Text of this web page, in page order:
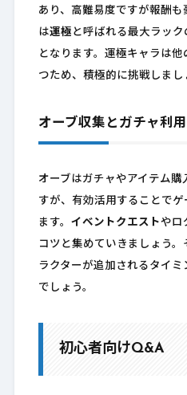
あり、高難易度ですが報酬
は運極 と呼ばれる最大ラッ
となります。運極キャラは
つため、積極的に挑戦しまし
オーブ収集とガチャ利
オーブはガチャやアイテム購
すが、有効活用することで
ます。 イベントクエストやロ
コツと集めていきましょう
ラクターが追加されるタイ
でしょう。
初心者向けQ&A